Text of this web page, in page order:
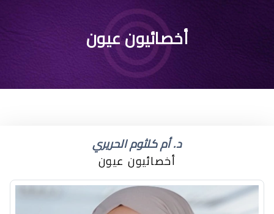
اعراض جفاف عين واحده
أخصائيون عيون
د. أم كلثوم الحريري
أخصائيون عيون